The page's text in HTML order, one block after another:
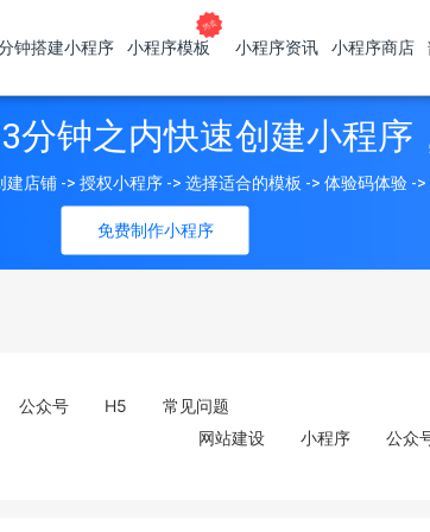
钟搭建小程序 小程序模板 小程序资讯 小程序商店
分钟之内快速创建小程
免费制作小程序
建店铺 -> 授权小程序 -> 选择适合的模板 -> 体验码体验 -
公众号 H5
常见问题
网站建设
小程序 公众